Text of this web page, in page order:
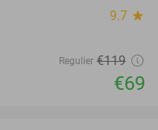
9.7 star
Regulier €119
€69